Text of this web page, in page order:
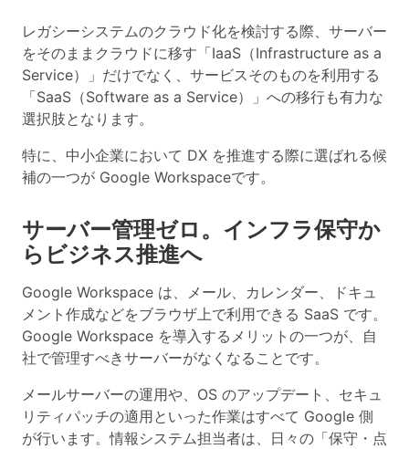
レガシーシステムのクラウド化を検討する際、サーバー
をそのままクラウドに移す「IaaS（Infrastructure as a
Service）」だけでなく、サービスそのものを利用する
「SaaS（Software as a Service）」への移行も有力な
選択肢となります。
特に、中小企業において DX を推進する際に選ばれる候
補の一つが Google Workspaceです。
サーバー管理ゼロ。インフラ保守か
らビジネス推進へ
Google Workspace は、メール、カレンダー、ドキュ
メント作成などをブラウザ上で利用できる SaaS です。
Google Workspace を導入するメリットの一つが、 自
社で管理すべきサーバーがなくなる ことです。
メールサーバーの運用や、OS のアップデート、セキュ
リティパッチの適用といった作業はすべて Google 側
が行います。情報システム担当者は、日々の「保守・点